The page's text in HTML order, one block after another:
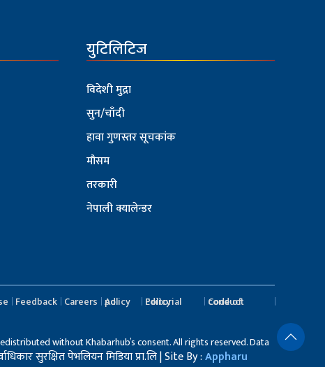
युटिलिटिज
विदेशी मुद्रा
सुन/चाँदी
हावा गुणस्तर सूचकांक
मौसम
तरकारी
नेपाली क्यालेन्डर
Feedback Careers Ad policy Editorial Policy
Code of conduct
without Khabarhub’s consent. All rights reserved. Data
सुरक्षित पेभलियन मिडिया प्रा.लि | Site By :Appharu